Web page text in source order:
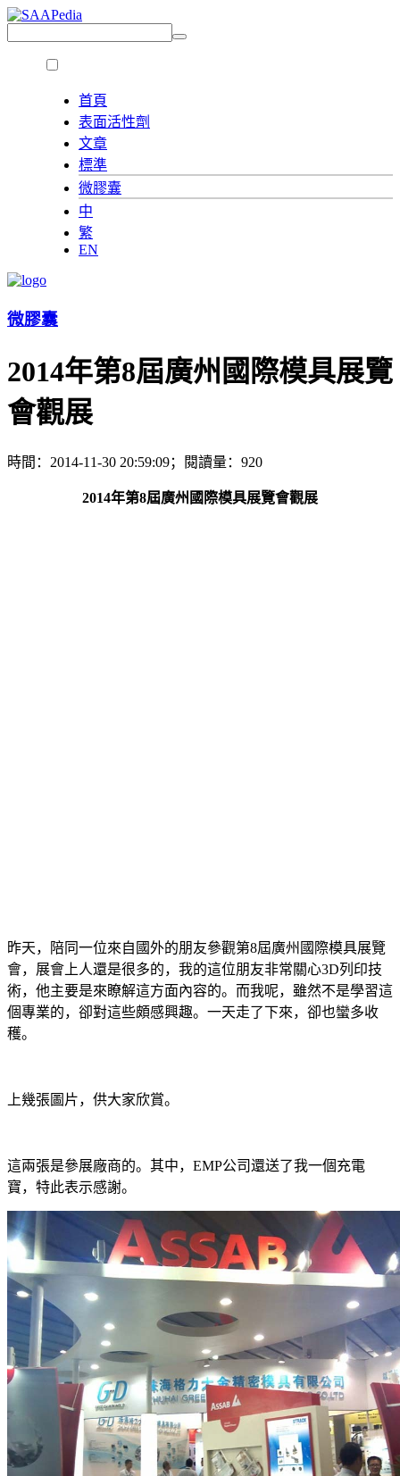
首頁
表面活性劑
文章
標準
微膠囊
中
繁
EN
微膠囊
2014年第8屆廣州國際模具展覽
會觀展
時間：2014-11-30 20:59:09；閱讀量：920
2014年第8屆廣州國際模具展覽會觀展
昨天，陪同一位來自國外的朋友參觀第8屆廣州國際模具展覽
會，展會上人還是很多的，我的這位朋友非常關心3D列印技
術，他主要是來瞭解這方面內容的。而我呢，雖然不是學習這
個專業的，卻對這些頗感興趣。一天走了下來，卻也蠻多收
穫。
上幾張圖片，供大家欣賞。
這兩張是參展廠商的。其中，EMP公司還送了我一個充電
寶，特此表示感謝。